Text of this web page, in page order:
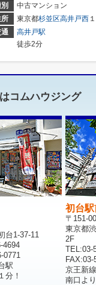
中古マンション
東京都杉並区高井戸西 １丁目27-18
高井戸駅
徒歩2分
コムハウジング
台1-37-11
4694
0771
駅
分！
初台
〒151-
東京都
2F
TEL:03-
FAX:03-
京王新
南口よ